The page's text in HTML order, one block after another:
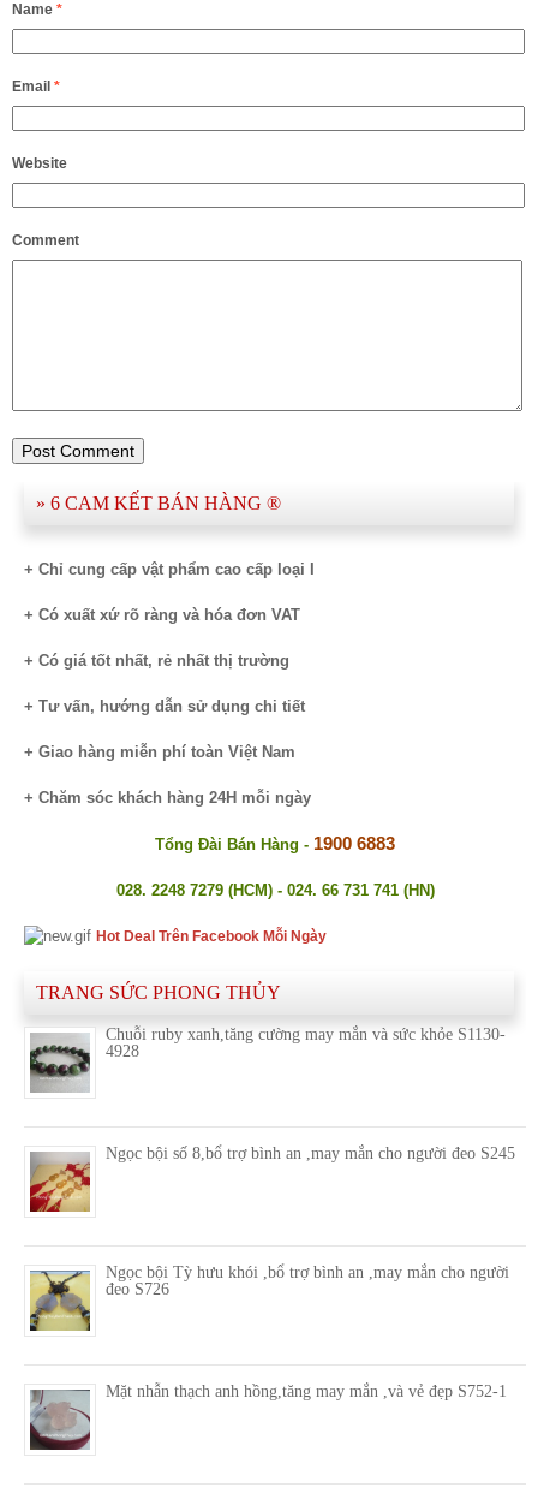
Name *
Email *
Website
Comment
» 6 CAM KẾT BÁN HÀNG ®​
+ Chỉ cung cấp vật phẩm cao cấp loại I
+ Có xuất xứ rõ ràng và hóa đơn VAT
+ Có giá tốt nhất, rẻ nhất thị trường
+ Tư vấn, hướng dẫn sử dụng chi tiết
+ Giao hàng miễn phí toàn Việt Nam
+ Chăm sóc khách hàng 24H mỗi ngày
Tổng Đài Bán Hàng - 1900 6883
028. 2248 7279 (HCM) - 024. 66 731 741 (HN)
Hot Deal Trên Facebook Mỗi Ngày
TRANG SỨC PHONG THỦY
Chuỗi ruby xanh,tăng cường may mắn và sức khỏe S1130-
4928
Ngọc bội số 8,bổ trợ bình an ,may mắn cho người đeo S245
Ngọc bội Tỳ hưu khói ,bổ trợ bình an ,may mắn cho người
đeo S726
Mặt nhẫn thạch anh hồng,tăng may mắn ,và vẻ đẹp S752-1